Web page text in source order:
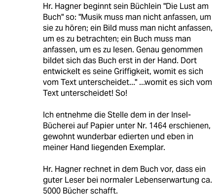
Hr. Hagner beginnt sein Büchlein "Die Lust am
Buch" so: "Musik muss man nicht anfassen, um
sie zu hören; ein Bild muss man nicht anfassen,
um es zu betrachten; ein Buch muss man
anfassen, um es zu lesen. Genau genommen
bildet sich das Buch erst in der Hand. Dort
entwickelt es seine Griffigkeit, womit es sich
vom Text unterscheidet..." ...womit es sich vom
Text unterscheidet! So!
Ich entnehme die Stelle dem in der Insel-
Bücherei auf Papier unter Nr. 1464 erschienen,
gewohnt wunderbar edierten und eben in
meiner Hand liegenden Exemplar.
Hr. Hagner rechnet in dem Buch vor, dass ein
guter Leser bei normaler Lebenserwartung ca.
5000 Bücher schafft.